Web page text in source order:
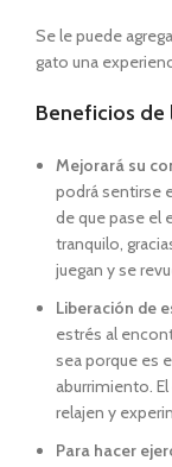
Se le puede
gato una
Beneficios de
Mejorará su
podrá sentirse
de que pase el
tranquilo,
juegan y se
Liberación de
estrés al
sea porque es
aburrimiento.
relajen y
Para hacer